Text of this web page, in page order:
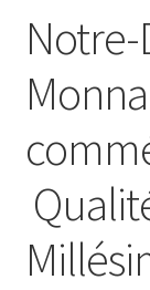
Notre-